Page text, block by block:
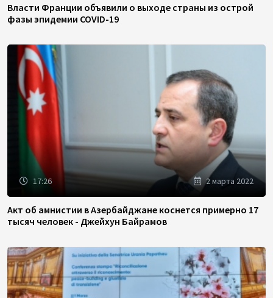
Власти Франции объявили о выходе страны из острой
фазы эпидемии COVID-19
17:26 2 марта 2022
Акт об амнистии в Азербайджане коснется примерно 17
тысяч человек - Джейхун Байрамов